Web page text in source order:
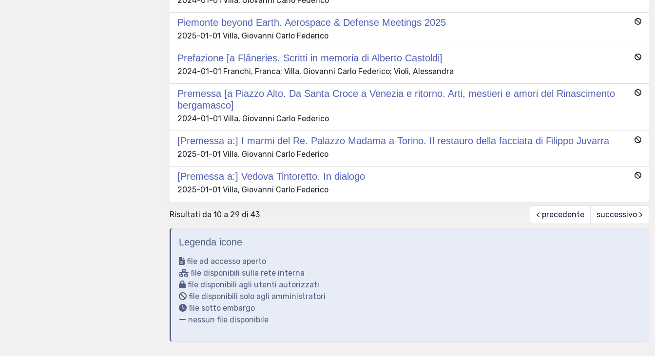
Piemonte beyond Earth. Aerospace & Defense Meetings 2025
2025-01-01 Villa, Giovanni Carlo Federico
Prefazione [a Flâneries. Scritti in memoria di Alberto Castoldi]
2024-01-01 Franchi, Franca; Villa, Giovanni Carlo Federico; Violi, Alessandra
Premessa [a Piazzo Alto. Da Santa Croce a Venezia e ritorno. Arti, mestieri e amori del Rinascimento
bergamasco]
2024-01-01 Villa, Giovanni Carlo Federico
[Premessa a:] I marmi del Re. Palazzo Madama a Torino. Il restauro della facciata di Filippo Juvarra
2025-01-01 Villa, Giovanni Carlo Federico
[Premessa a:] Vedova Tintoretto. In dialogo
2025-01-01 Villa, Giovanni Carlo Federico
Risultati da 10 a 29 di 43 < precedente successivo >
Legenda icone
file ad accesso aperto
file disponibili sulla rete interna
file disponibili agli utenti autorizzati
file disponibili solo agli amministratori
file sotto embargo
nessun file disponibile